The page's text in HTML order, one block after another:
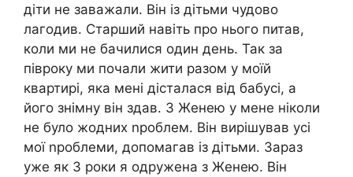
діти не заважали. Він із дітьми чудово
лагодив. Старший навіть про нього питав,
коли ми не бачилися один день. Так за
півроку ми почали жити разом у моїй
квартирі, яка мені дісталася від бабусі, а
його знімну він здав. З Женею у мене ніколи
не було жодних nроблем. Він вирішував усі
мої nроблеми, допомагав із дітьми. Зараз
уже як 3 роки я одружена з Женею. Він